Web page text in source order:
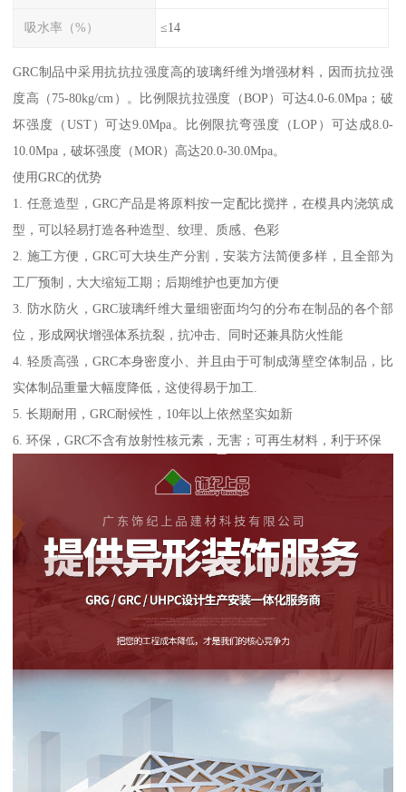
吸水率（%） ≤14
GRC制品中采用抗抗拉强度高的玻璃纤维为增强材料，因而抗拉强
度高（75-80kg/cm）。比例限抗拉强度（BOP）可达4.0-6.0Mpa；破
坏强度（UST）可达9.0Mpa。比例限抗弯强度（LOP）可达成8.0-
10.0Mpa，破坏强度（MOR）高达20.0-30.0Mpa。
使用GRC的优势
1. 任意造型，GRC产品是将原料按一定配比搅拌，在模具内浇筑成
型，可以轻易打造各种造型、纹理、质感、色彩
2. 施工方便，GRC可大块生产分割，安装方法简便多样，且全部为
工厂预制，大大缩短工期；后期维护也更加方便
3. 防水防火，GRC玻璃纤维大量细密面均匀的分布在制品的各个部
位，形成网状增强体系抗裂，抗冲击、同时还兼具防火性能
4. 轻质高强，GRC本身密度小、并且由于可制成薄壁空体制品，比
实体制品重量大幅度降低，这使得易于加工.
5. 长期耐用，GRC耐候性，10年以上依然坚实如新
6. 环保，GRC不含有放射性核元素，无害；可再生材料，利于环保